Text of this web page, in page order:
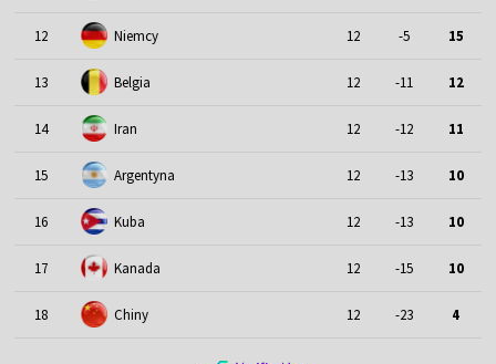
12 Niemcy 12 -5 15
13 Belgia 12 -11 12
14 Iran 12 -12 11
15 Argentyna 12 -13 10
16 Kuba 12 -13 10
17 Kanada 12 -15 10
18 Chiny 12 -23 4